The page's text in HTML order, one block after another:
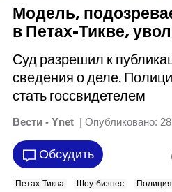
Модель,
в Петах-Тикве,
Суд разрешил к
сведения о деле.
стать госсвидетелем
Вести - Ynet | Опубликовано:
Обсудить
Петах-Тиква Шоу-бизнес Полиция